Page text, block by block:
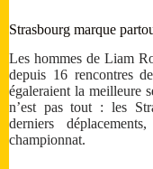
Strasbourg marque
Les hommes de Liam
depuis 16 rencontres
égaleraient la meilleure
n’est pas tout : les
derniers
championnat.